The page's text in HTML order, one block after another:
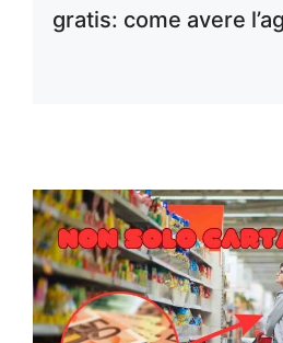
gratis: come avere